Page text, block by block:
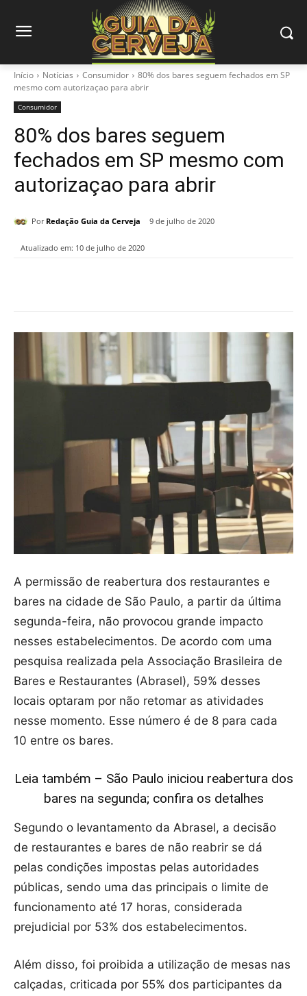
Início Notícias Consumidor
80% dos bares seguem fechados em SP
mesmo com autorizaçao para abrir
Consumidor
80% dos bares seguem
fechados em SP mesmo com
autorizaçao para abrir
Por Redação Guia da Cerveja 9 de julho de 2020
Atualizado em: 10 de julho de 2020
A permissão de reabertura dos restaurantes e
bares na cidade de São Paulo, a partir da última
segunda-feira, não provocou grande impacto
nesses estabelecimentos. De acordo com uma
pesquisa realizada pela Associação Brasileira de
Bares e Restaurantes (Abrasel), 59% desses
locais optaram por não retomar as atividades
nesse momento. Esse número é de 8 para cada
10 entre os bares.
Leia também – São Paulo iniciou reabertura dos
bares na segunda; confira os detalhes
Segundo o levantamento da Abrasel, a decisão
de restaurantes e bares de não reabrir se dá
pelas condições impostas pelas autoridades
públicas, sendo uma das principais o limite de
funcionamento até 17 horas, considerada
prejudicial por 53% dos estabelecimentos.
Além disso, foi proibida a utilização de mesas nas
calçadas, criticada por 55% dos participantes da